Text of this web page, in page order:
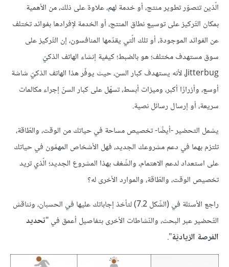
الّذين تتصوّر تطوير منتج، أو خدمة لهم، علاوة على ذلك، من الأهمية
بمكان التّركيز على توسيع نطاق المنتج، أو الخدمة لإفرادها بفوائد تختلف
عن الفوائد الموجودة، أو تلك الّتي يقدّمها المنافسون، إن التّركيز على
سوق مستهدف مختلف؛ هو بالضبط؛ كيفية إنشاء الهاتف الذكيّ
Jitterbug، لأنه يستهدف كبار السن، حيث يوفّر هذا الهاتف الذكيّ شاشة
أوسع، وأزرارًا أكبر، وميزات أبسط، تسهّل على كبار السنّ إجراء مكالمات
سريعة، أو إرسال رسائل نصية.
يشمل التحضير -أيضًا- تخصيص مساحة في حياتك من الوقت، والطّاقة،
تلتزم بهما في دعم مشروعك الجديد، فهل الأشخاص المهمّون في حياتك
على استعداد لدعم الاهتمام، والشّغف بهذا المشروع الجديد؛ الّذي تريد
تخصيص الوقت، والطّاقة، والموارد الأخرى له؟
راجع الأسئلة في (الشّكل 7.2) لتأخذ إجاباتك عليها في الحسبان، ونناقش
التّحضير عبر البحث، والنّشاطات الأخرى بتفاصيل أعمق في "تحديد
الفرصة الرّياديّة".